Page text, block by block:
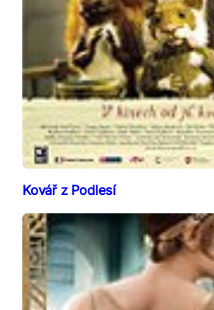
Kovář z Podlesí